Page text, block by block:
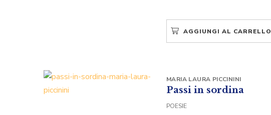
AGGIUNGI AL CARRELLO
Passi in sordina
MARIA LAURA PICCININI
POESIE